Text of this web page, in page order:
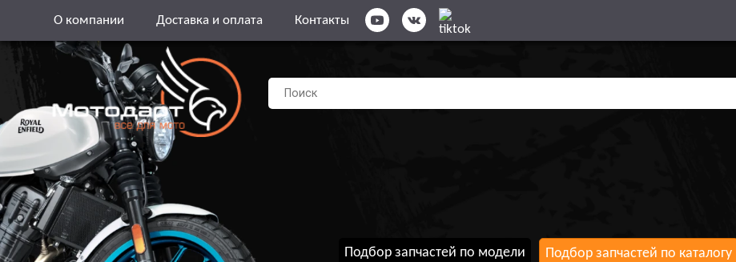
О компании Доставка и оплата Контакты
Подбор запчастей по модели Подбор запчастей по каталогу